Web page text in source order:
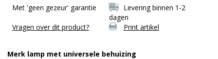
Met 'geen gezeur' garantie
Levering binnen 1-2
dagen
Vragen over dit product?
Print artikel
Merk lamp met universele behuizing